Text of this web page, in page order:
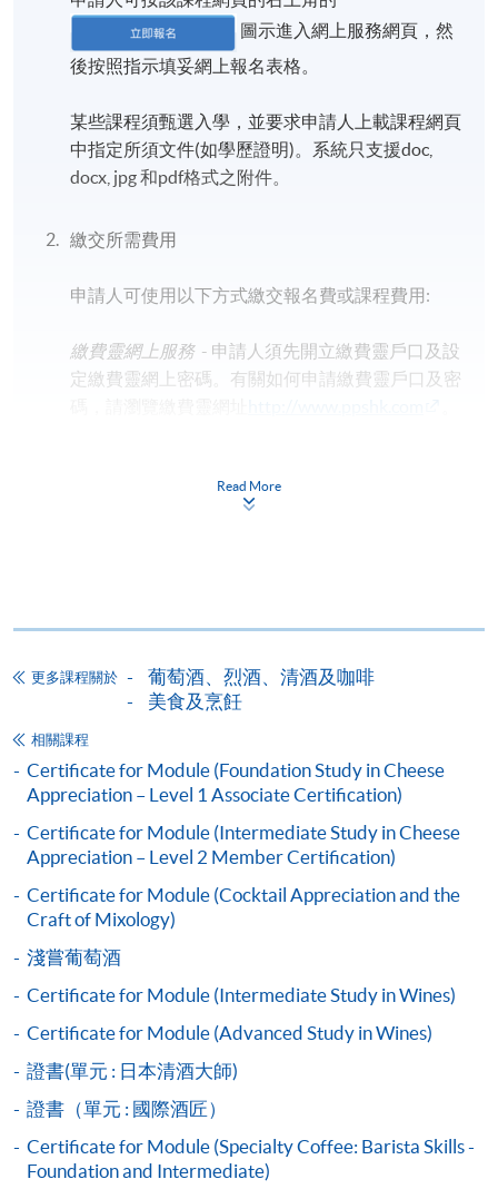
圖示進入網上服務網頁，然
後按照指示填妥網上報名表格。
某些課程須甄選入學，並要求申請人上載課程網頁
中指定所須文件(如學歷證明)。系統只支援doc,
docx, jpg 和pdf格式之附件。
繳交所需費用
申請人可使用以下方式繳交報名費或課程費用:
繳費靈網上服務- 申請人須先開立繳費靈戶口及設
定繳費靈網上密碼。有關如何申請繳費靈戶口及密
Mastercard（包括「香港大學專業進修學院
學中心作付款安排。
如欲了解如何於網上報讀新課程及繳費，請瀏覽網上
申請/報讀指南 :
-短期課程
- 個別學歷頒授課程
報讀同一學歷頒授課程內其他單元
個別課程為須報讀同一學歷頒授課程及其他單元或繳
交下期學費的學員，提供網上服務，如學員就讀的課
程設有此服務，課程負責人會通知學員有關程序。
VISA 或 Mastercard、「微信支付」(Online WeChat
Pay) 、「支付寶」(Online Alipay) 或 「轉數快」(FPS)
繳付學費。
Read More
更多課程關於
葡萄酒、烈酒、清酒及咖啡
美食及烹飪
相關課程
Certificate for Module (Foundation Study in Cheese
Appreciation – Level 1 Associate Certification)
Certificate for Module (Intermediate Study in Cheese
Appreciation – Level 2 Member Certification)
Certificate for Module (Cocktail Appreciation and the
Craft of Mixology)
淺嘗葡萄酒
Certificate for Module (Intermediate Study in Wines)
Certificate for Module (Advanced Study in Wines)
證書(單元 : 日本清酒大師)
證書（單元 : 國際酒匠）
Certificate for Module (Specialty Coffee: Barista Skills -
Foundation and Intermediate)